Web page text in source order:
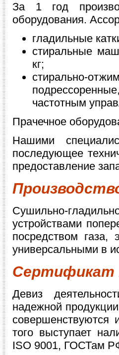
За 1 год
оборудования.
гладильные
стиральные
кг;
стирально-
частотным
Прачечное
Нашими
последующее
предоставление
Сушильно-
устройствами
посредством газа,
универсальными в
Сертификат
Девиз
надежной
совершенствуются
того выступает
ISO 9001, ГОСТам